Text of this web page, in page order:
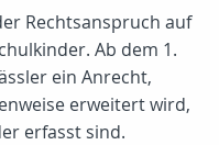
Rechtsanspruch auf
Ab dem 1.
ein Anrecht,
erweitert wird,
erfasst sind.